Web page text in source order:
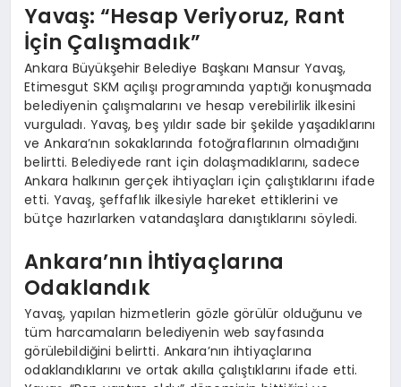
Yavaş: “Hesap Veriyoruz, Rant
İçin Çalışmadık”
Ankara Büyükşehir Belediye Başkanı Mansur Yavaş,
Etimesgut SKM açılışı programında yaptığı konuşmada
belediyenin çalışmalarını ve hesap verebilirlik ilkesini
vurguladı. Yavaş, beş yıldır sade bir şekilde yaşadıklarını
ve Ankara’nın sokaklarında fotoğraflarının olmadığını
belirtti. Belediyede rant için dolaşmadıklarını, sadece
Ankara halkının gerçek ihtiyaçları için çalıştıklarını ifade
etti. Yavaş, şeffaflık ilkesiyle hareket ettiklerini ve
bütçe hazırlarken vatandaşlara danıştıklarını söyledi.
Ankara’nın İhtiyaçlarına
Odaklandık
Yavaş, yapılan hizmetlerin gözle görülür olduğunu ve
tüm harcamaların belediyenin web sayfasında
görülebildiğini belirtti. Ankara’nın ihtiyaçlarına
odaklandıklarını ve ortak akılla çalıştıklarını ifade etti.